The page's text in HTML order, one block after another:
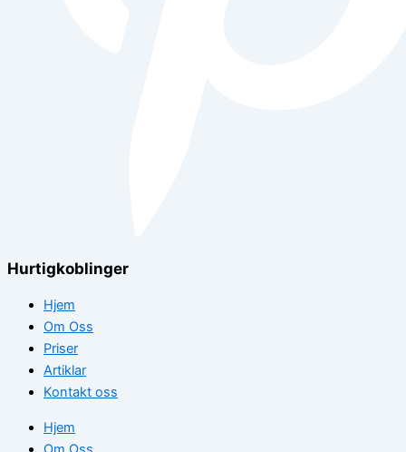
Hurtigkoblinger
Hjem
Om Oss
Priser
Artiklar
Kontakt oss
Hjem